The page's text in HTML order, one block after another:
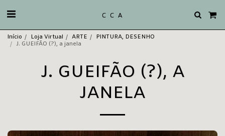
C C A
Início Loja Virtual ARTE
PINTURA, DESENHO
J. GUEIFÃO (?), a janela
J. GUEIFÃO (?), A
JANELA